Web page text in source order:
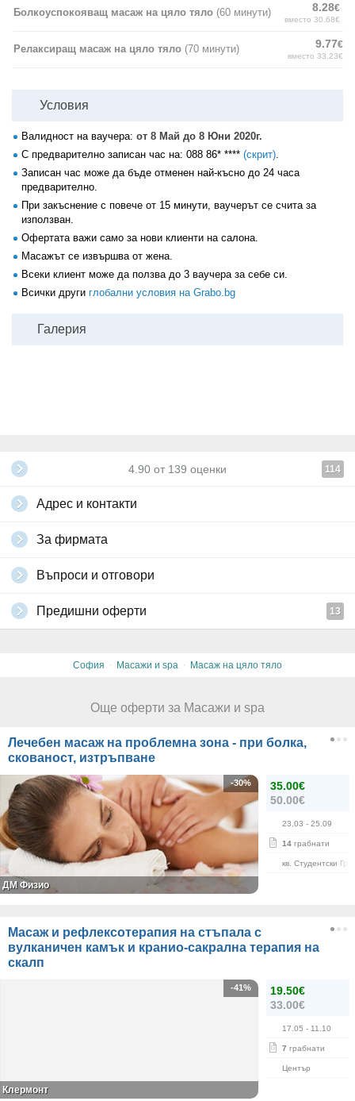
Болкоуспокояващ масаж на цяло тяло (60 минути) 8.28€
вместо 30.68€
Релаксиращ масаж на цяло тяло (70 минути) 9.77€
вместо 33.23€
Условия
Валидност на ваучера: от 8 Май до 8 Юни 2020г.
С предварително записан час на: 088 86* **** (скрит).
Записан час може да бъде отменен най-късно до 24 часа
предварително.
При закъснение с повече от 15 минути, ваучерът се счита за
използван.
Офертата важи само за нови клиенти на салона.
Масажът се извършва от жена.
Всеки клиент може да ползва до 3 ваучера за себе си.
Всички други глобални условия на Grabo.bg
Галерия
4.90 от 139 оценки 114
Адрес и контакти
За фирмата
Въпроси и отговори
Предишни оферти 13
София · Масажи и spa · Масаж на цяло тяло
Още оферти за Масажи и spa
Лечебен масаж на проблемна зона - при болка,
скованост, изтръпване
35.00€
50.00€
23.03 - 25.09
14 грабнати
кв. Студентски
-30%
ДМ Физио
Масаж и рефлексотерапия на стъпала с
вулканичен камък и кранио-сакрална терапия на
скалп
19.50€
33.00€
17.05 - 11.10
7 грабнати
Център
-41%
Клермонт